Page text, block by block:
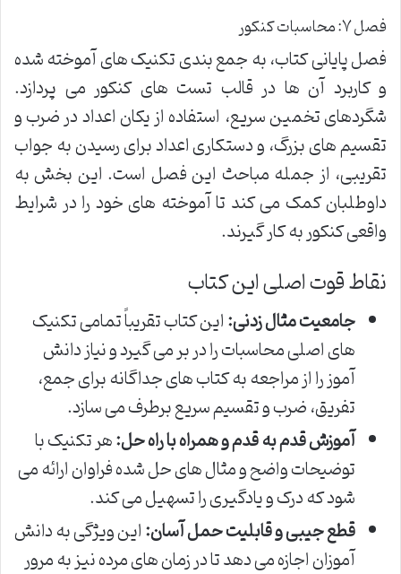
فصل ۷: محاسبات کنکور
فصل پایانی کتاب، به جمع بندی تکنیک های آموخته شده
و کاربرد آن ها در قالب تست های کنکور می پردازد.
شگردهای تخمین سریع، استفاده از یکان اعداد در ضرب و
تقسیم های بزرگ، و دستکاری اعداد برای رسیدن به جواب
تقریبی، از جمله مباحث این فصل است. این بخش به
داوطلبان کمک می کند تا آموخته های خود را در شرایط
واقعی کنکور به کار گیرند.
نقاط قوت اصلی این کتاب
جامعیت مثال زدنی:این کتاب تقریباً تمامی تکنیک
های اصلی محاسبات را در بر می گیرد و نیاز دانش
آموز را از مراجعه به کتاب های جداگانه برای جمع،
تفریق، ضرب و تقسیم سریع برطرف می سازد.
آموزش قدم به قدم و همراه با راه حل:هر تکنیک با
توضیحات واضح و مثال های حل شده فراوان ارائه می
شود که درک و یادگیری را تسهیل می کند.
قطع جیبی و قابلیت حمل آسان:این ویژگی به دانش
آموزان اجازه می دهد تا در زمان های مرده نیز به مرور